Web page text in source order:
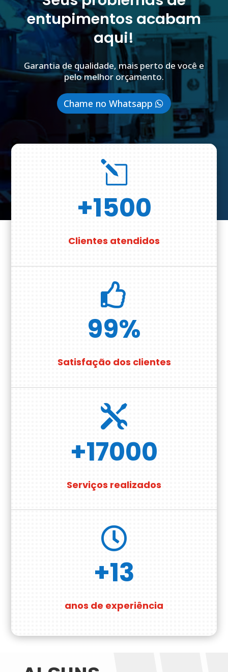
entupimentos acabam
aqui!
Garantia de qualidade, mais perto de você e
pelo melhor orçamento.
Chame no Whatsapp
l
+1500
Clientes atendidos

99%
Satisfação dos clientes

+17000
Serviços realizados

+13
anos de experiência